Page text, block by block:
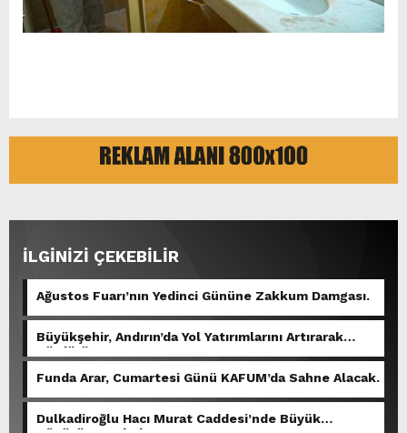
İLGİNİZİ ÇEKEBİLİR
Ağustos Fuarı’nın Yedinci Gününe Zakkum Damgası.
Büyükşehir, Andırın’da Yol Yatırımlarını Artırarak
Sürdürüyor.
Funda Arar, Cumartesi Günü KAFUM’da Sahne Alacak.
Dulkadiroğlu Hacı Murat Caddesi’nde Büyük